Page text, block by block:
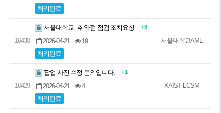
처리완료
16430
서울대학교 - 취약점 점검 조치요청 + 6
2026-04-21
19
처리완료
서울대학교AML
16429
팝업 사진 수정 문의입니다. + 1
2026-04-21
4
처리완료
KAIST ECSM